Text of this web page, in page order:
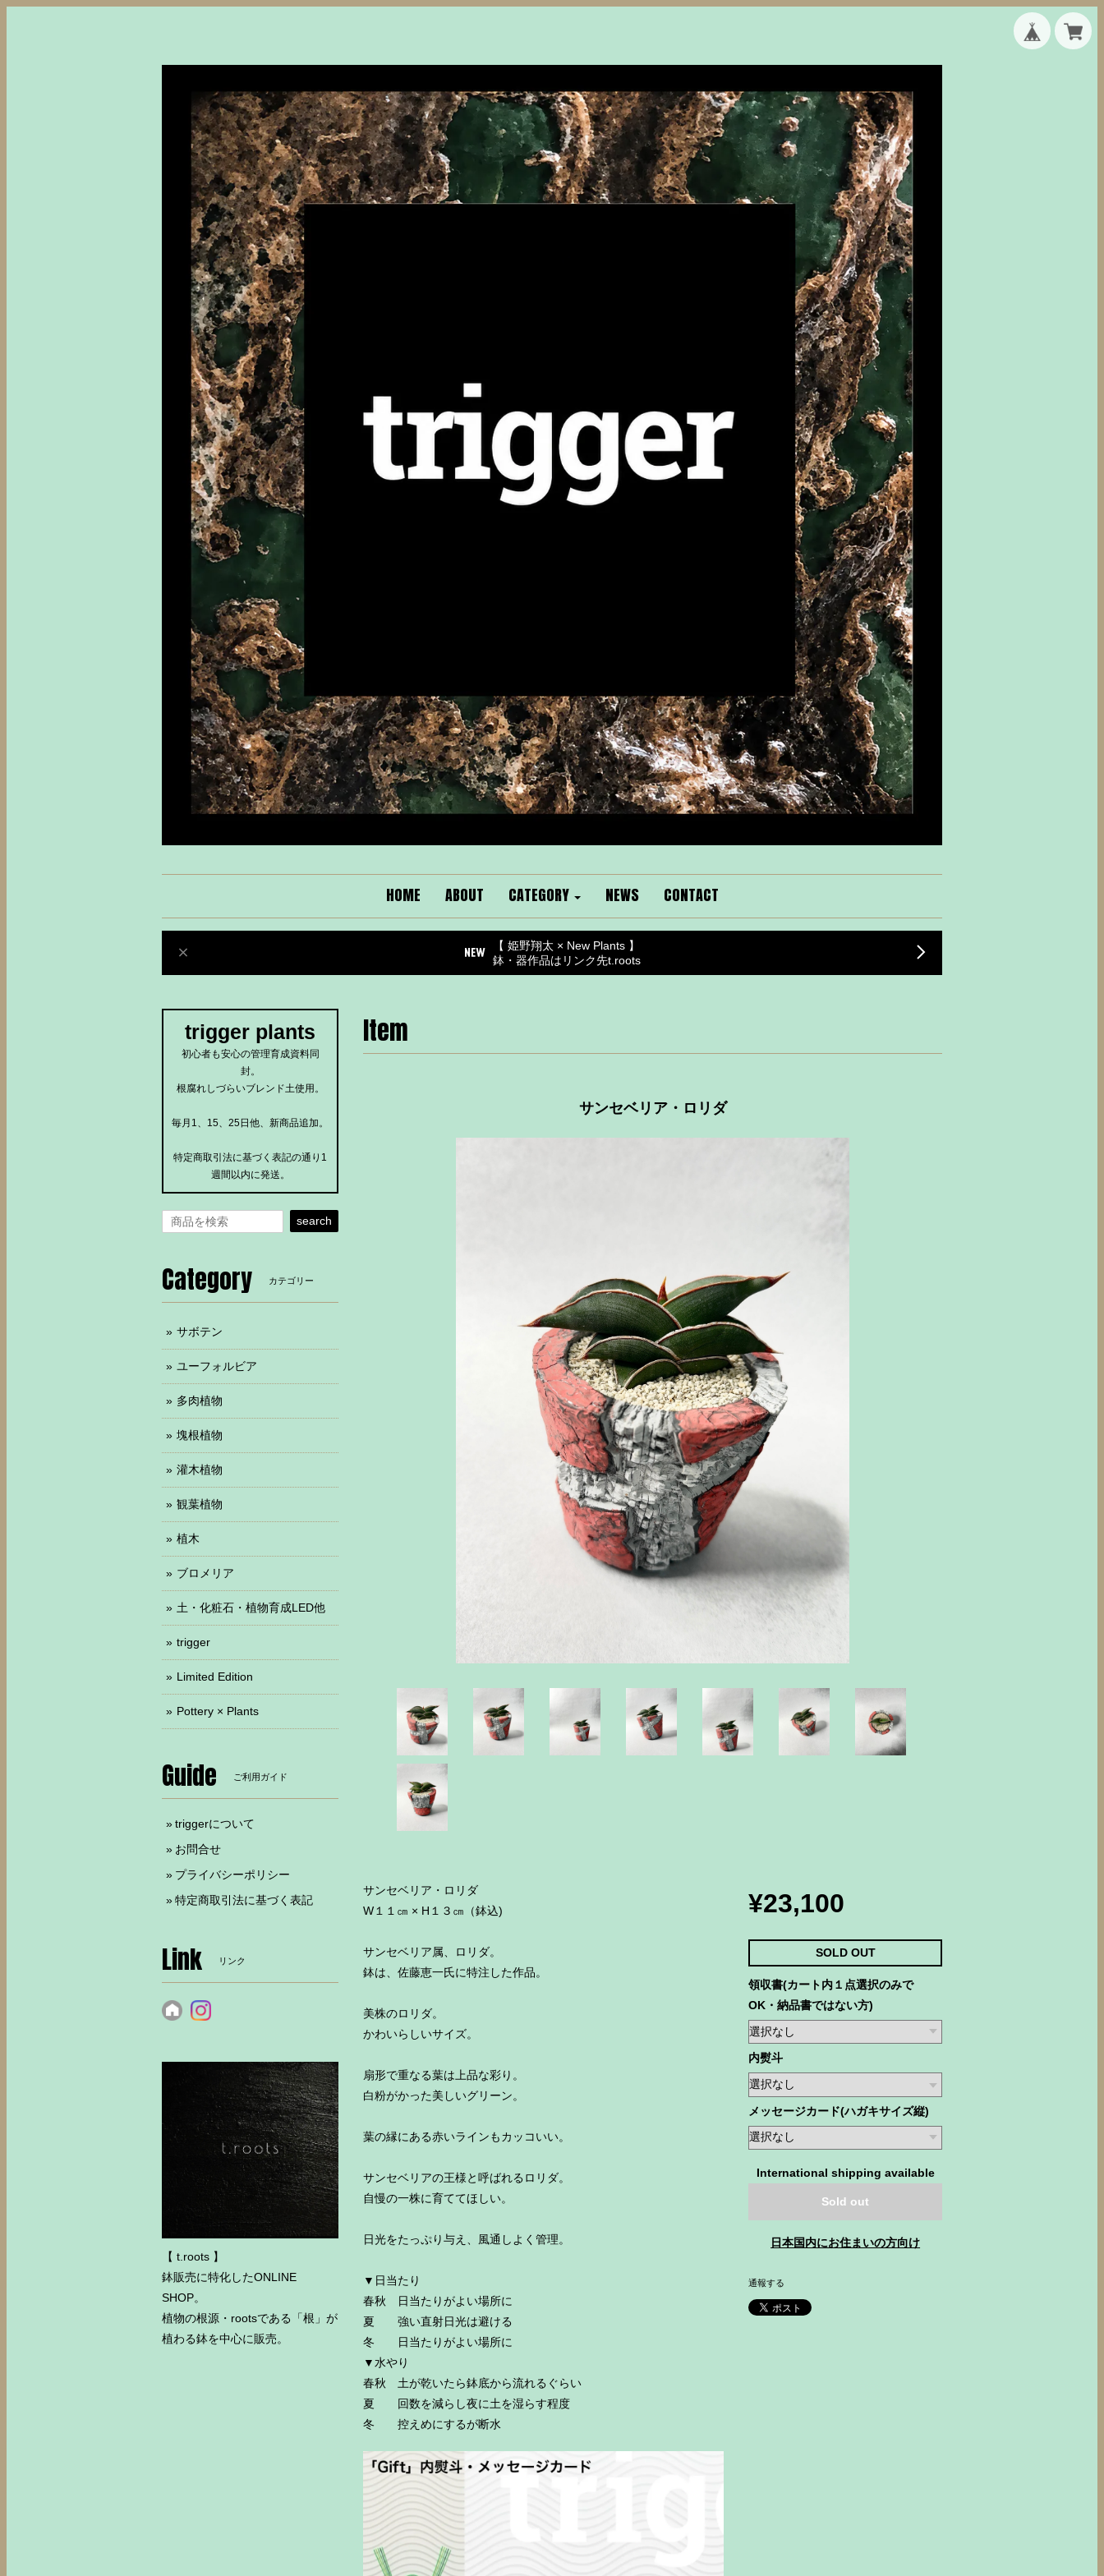
HOME ABOUT CATEGORY NEWS CONTACT
【 姫野翔太 × New Plants 】
鉢・器作品はリンク先t.roots
Item
サンセベリア・ロリダ
サンセベリア・ロリダ
W１１㎝ × H１３㎝（鉢込)
サンセベリア属、ロリダ。
鉢は、佐藤恵一氏に特注した作品。
美株のロリダ。
かわいらしいサイズ。
扇形で重なる葉は上品な彩り。
白粉がかった美しいグリーン。
葉の縁にある赤いラインもカッコいい。
サンセベリアの王様と呼ばれるロリダ。
自慢の一株に育ててほしい。
日光をたっぷり与え、風通しよく管理。
▼日当たり
春秋 日当たりがよい場所に
夏 強い直射日光は避ける
冬 日当たりがよい場所に
▼水やり
春秋 土が乾いたら鉢底から流れるぐらい
夏 回数を減らし夜に土を湿らす程度
冬 控えめにするが断水
¥23,100
SOLD OUT
領収書(カート内１点選択のみで
OK・納品書ではない方)
内熨斗
メッセージカード(ハガキサイズ縦)
International shipping available
Sold out
日本国内にお住まいの方向け
通報する
trigger plants
初心者も安心の管理育成資料同
封。
根腐れしづらいブレンド土使用。
毎月1、15、25日他、新商品追加。
特定商取引法に基づく表記の通り1
週間以内に発送。
search
Category カテゴリー
サボテン
ユーフォルビア
多肉植物
塊根植物
灌木植物
観葉植物
植木
ブロメリア
土・化粧石・植物育成LED他
trigger
Limited Edition
Pottery × Plants
Guide ご利用ガイド
triggerについて
お問合せ
プライバシーポリシー
特定商取引法に基づく表記
Link リンク
【 t.roots 】
鉢販売に特化したONLINE
SHOP。
植物の根源・rootsである「根」が
植わる鉢を中心に販売。